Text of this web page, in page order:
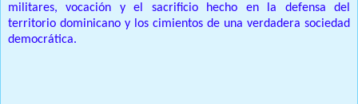
militares, vocación y el sacrificio hecho en la defensa del
territorio dominicano y los cimientos de una verdadera sociedad
democrática.